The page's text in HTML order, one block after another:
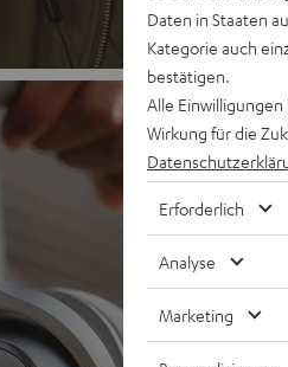
Daten in Staaten
Kategorie auch
bestätigen.
Alle
Wirkung für die
Erforderlich
Analyse
Marketing